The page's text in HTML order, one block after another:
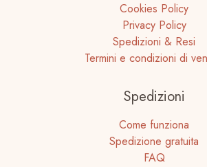
Cookies Policy
Privacy Policy
Spedizioni & Resi
Termini e condizioni di
Spedizioni
Come funziona
Spedizione gratuita
FAQ